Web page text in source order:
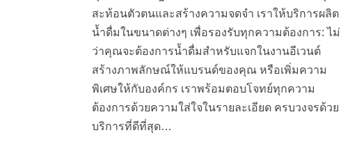
สะท้อนตัวตนและสร้างความจดจำ เราให้บริการผลิต
น้ำดื่มในขนาดต่างๆ เพื่อรองรับทุกความต้องการ: ไม่
ว่าคุณจะต้องการน้ำดื่มสำหรับแจกในงานอีเวนต์
สร้างภาพลักษณ์ให้แบรนด์ของคุณ หรือเพิ่มความ
พิเศษให้กับองค์กร เราพร้อมตอบโจทย์ทุกความ
ต้องการด้วยความใส่ใจในรายละเอียด ครบวงจรด้วย
บริการที่ดีที่สุด…